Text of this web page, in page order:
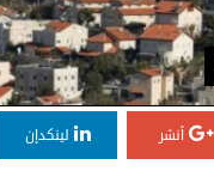
أنشر لينكدإن